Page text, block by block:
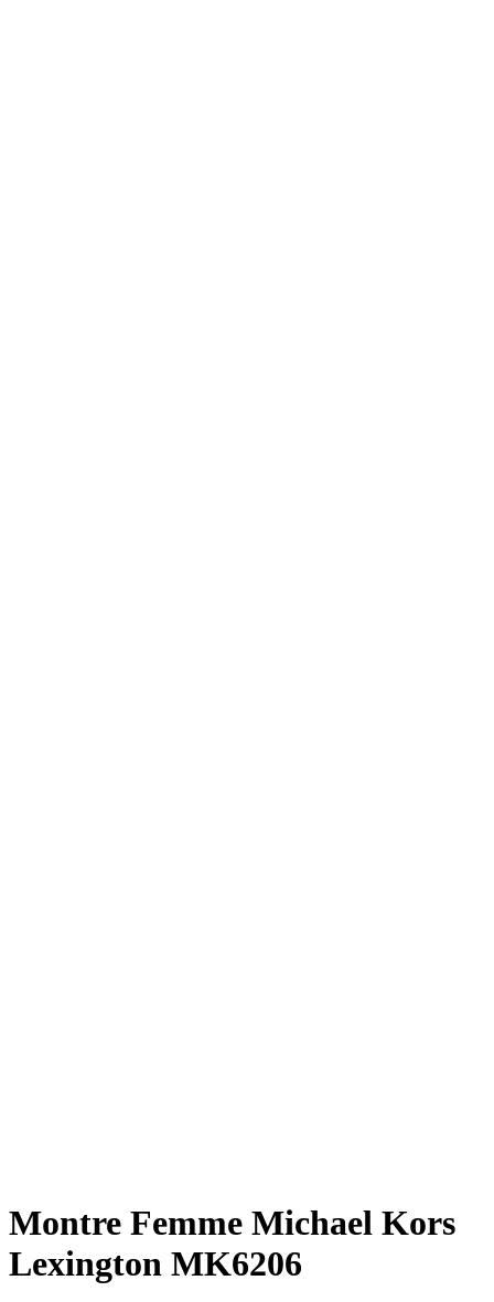
Montre Femme Michael Kors
Lexington MK6206